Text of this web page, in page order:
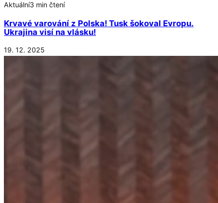
Aktuální3 min čtení
Krvavé varování z Polska! Tusk šokoval Evropu.
Ukrajina visí na vlásku!
19. 12. 2025